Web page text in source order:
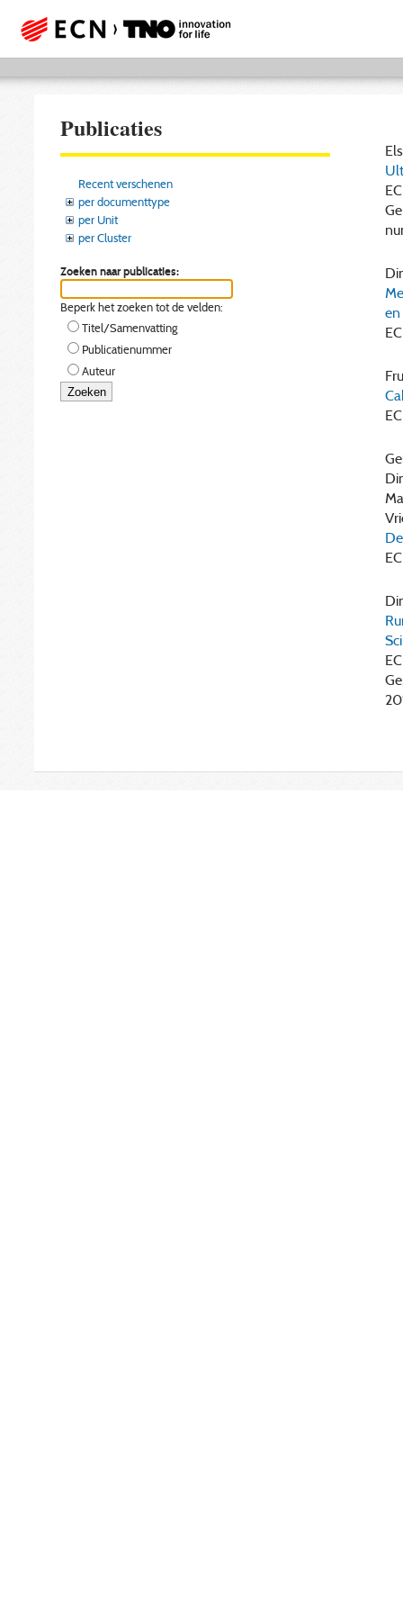
Publicaties
Recent verschenen
per documenttype
per Unit
per Cluster
Zoeken naar publicaties:
Beperk het zoeken tot de velden:
Titel/Samenvatting
Publicatienummer
Auteur